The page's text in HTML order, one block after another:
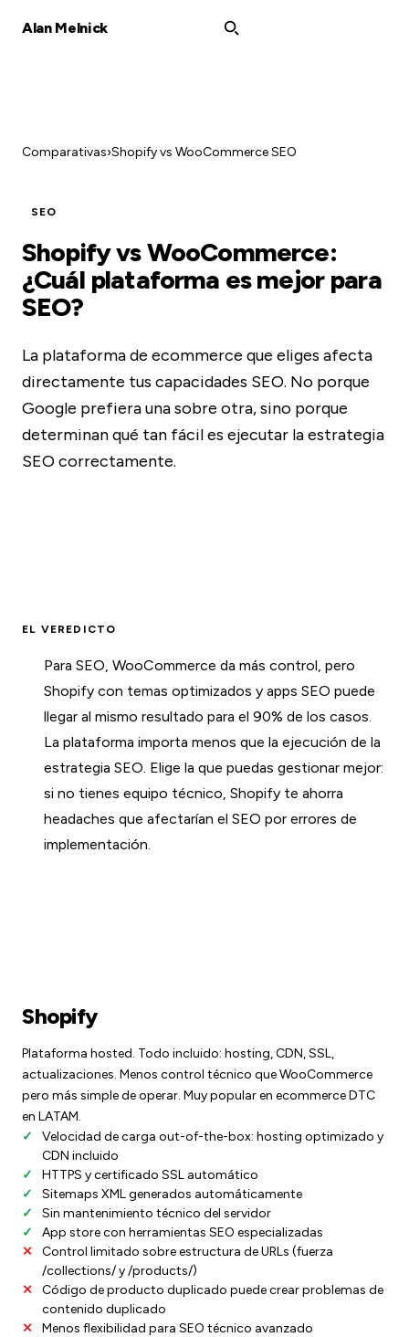
Alan Melnick
Comparativas›Shopify vs WooCommerce SEO
SEO
Shopify vs WooCommerce:
¿Cuál plataforma es mejor para
SEO?
La plataforma de ecommerce que eliges afecta
directamente tus capacidades SEO. No porque
Google prefiera una sobre otra, sino porque
determinan qué tan fácil es ejecutar la estrategia
SEO correctamente.
EL VEREDICTO
Para SEO, WooCommerce da más control, pero
Shopify con temas optimizados y apps SEO puede
llegar al mismo resultado para el 90% de los casos.
La plataforma importa menos que la ejecución de la
estrategia SEO. Elige la que puedas gestionar mejor:
si no tienes equipo técnico, Shopify te ahorra
headaches que afectarían el SEO por errores de
implementación.
Shopify
Plataforma hosted. Todo incluido: hosting, CDN, SSL,
actualizaciones. Menos control técnico que WooCommerce
pero más simple de operar. Muy popular en ecommerce DTC
en LATAM.
Velocidad de carga out-of-the-box: hosting optimizado y
CDN incluido
HTTPS y certificado SSL automático
Sitemaps XML generados automáticamente
Sin mantenimiento técnico del servidor
App store con herramientas SEO especializadas
Control limitado sobre estructura de URLs (fuerza
/collections/ y /products/)
Código de producto duplicado puede crear problemas de
contenido duplicado
Menos flexibilidad para SEO técnico avanzado